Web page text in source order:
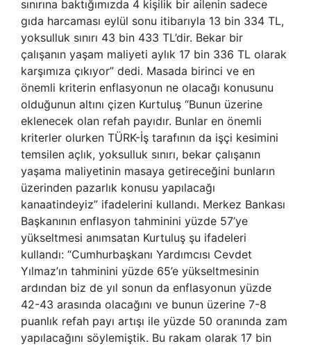
sınırına baktığımızda 4 kişilik bir ailenin sadece
gıda harcaması eylül sonu itibarıyla 13 bin 334 TL,
yoksulluk sınırı 43 bin 433 TL’dir. Bekar bir
çalışanın yaşam maliyeti aylık 17 bin 336 TL olarak
karşımıza çıkıyor” dedi. Masada birinci ve en
önemli kriterin enflasyonun ne olacağı konusunu
olduğunun altını çizen Kurtuluş “Bunun üzerine
eklenecek olan refah payıdır. Bunlar en önemli
kriterler olurken TÜRK-İş tarafının da işçi kesimini
temsilen açlık, yoksulluk sınırı, bekar çalışanın
yaşama maliyetinin masaya getireceğini bunların
üzerinden pazarlık konusu yapılacağı
kanaatindeyiz” ifadelerini kullandı. Merkez Bankası
Başkanının enflasyon tahminini yüzde 57’ye
yükseltmesi anımsatan Kurtuluş şu ifadeleri
kullandı: “Cumhurbaşkanı Yardımcısı Cevdet
Yılmaz’ın tahminini yüzde 65’e yükseltmesinin
ardından biz de yıl sonun da enflasyonun yüzde
42-43 arasında olacağını ve bunun üzerine 7-8
puanlık refah payı artışı ile yüzde 50 oranında zam
yapılacağını söylemiştik. Bu rakam olarak 17 bin